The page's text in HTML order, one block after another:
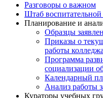
Разговоры о важном
Штаб
Планирование и
Образцы
Приказы о
работы колледжа
Программа
социализации
Календарный
Анализ работы
Кураторы учебных